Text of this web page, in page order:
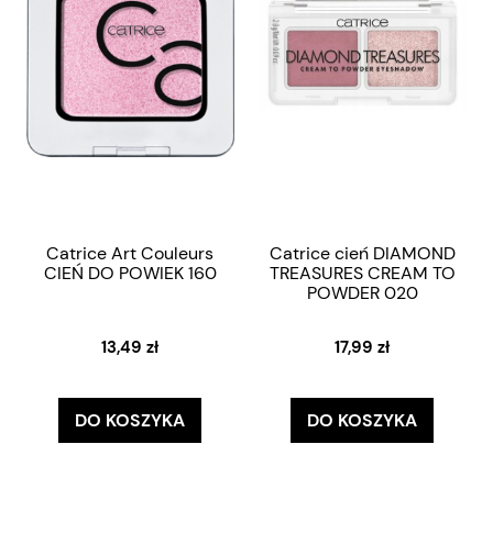
Catrice Art Couleurs
CIEŃ DO POWIEK 160
13,49 zł
DO KOSZYKA
Catrice cień DIAMOND
TREASURES CREAM TO
POWDER 020
17,99 zł
DO KOSZYKA